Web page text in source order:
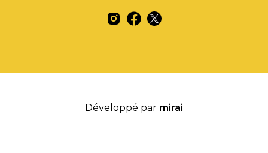
Développé par mirai